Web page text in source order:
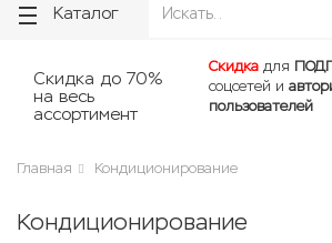
Каталог
Скидка до 70%
на весь
ассортимент
Скидка для
соцсетей и
пользователей
Главная Кондиционирование
Кондиционирование